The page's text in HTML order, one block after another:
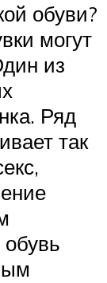
обуви?
могут
из
Ряд
так